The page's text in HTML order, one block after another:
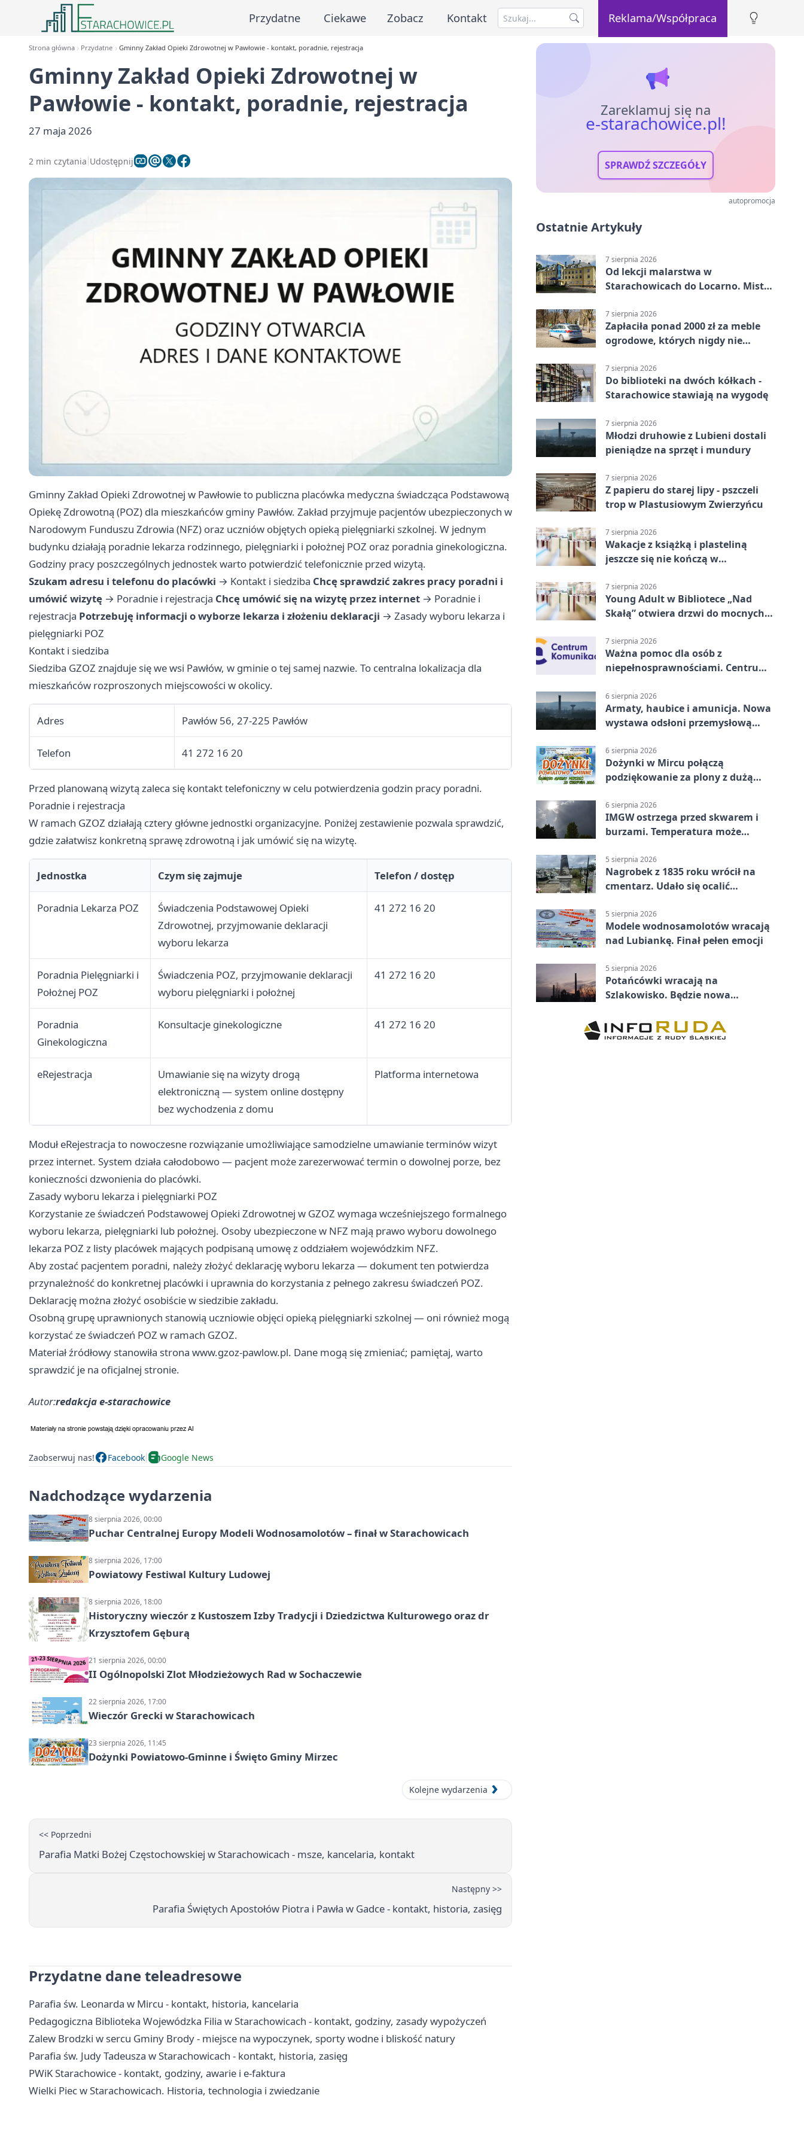
Przydatne Ciekawe Zobacz Kontakt Reklama/Współpraca
Strona główna Przydatne Gminny Zakład Opieki Zdrowotnej w Pawłowie - kontakt, poradnie, rejestracja
Gminny Zakład Opieki Zdrowotnej w
Pawłowie - kontakt, poradnie, rejestracja
27 maja 2026
2 min czytania Udostępnij
Gminny Zakład Opieki Zdrowotnej w Pawłowie to publiczna placówka medyczna świadcząca Podstawową
Opiekę Zdrowotną (POZ) dla mieszkańców gminy Pawłów. Zakład przyjmuje pacjentów ubezpieczonych w
Narodowym Funduszu Zdrowia (NFZ) oraz uczniów objętych opieką pielęgniarki szkolnej. W jednym
budynku działają poradnie lekarza rodzinnego, pielęgniarki i położnej POZ oraz poradnia ginekologiczna.
Godziny pracy poszczególnych jednostek warto potwierdzić telefonicznie przed wizytą.
Szukam adresu i telefonu do placówki → Kontakt i siedziba Chcę sprawdzić zakres pracy poradni i
umówić wizytę → Poradnie i rejestracja Chcę umówić się na wizytę przez internet → Poradnie i
rejestracja Potrzebuję informacji o wyborze lekarza i złożeniu deklaracji → Zasady wyboru lekarza i
pielęgniarki POZ
Kontakt i siedziba
Siedziba GZOZ znajduje się we wsi Pawłów, w gminie o tej samej nazwie. To centralna lokalizacja dla
mieszkańców rozproszonych miejscowości w okolicy.
Adres Pawłów 56, 27-225 Pawłów
Telefon 41 272 16 20
Przed planowaną wizytą zaleca się kontakt telefoniczny w celu potwierdzenia godzin pracy poradni.
Poradnie i rejestracja
W ramach GZOZ działają cztery główne jednostki organizacyjne. Poniżej zestawienie pozwala sprawdzić,
gdzie załatwisz konkretną sprawę zdrowotną i jak umówić się na wizytę.
Jednostka Czym się zajmuje Telefon / dostęp
Poradnia Lekarza POZ
Świadczenia Podstawowej Opieki
Zdrowotnej, przyjmowanie deklaracji
wyboru lekarza
41 272 16 20
Poradnia Pielęgniarki i
Położnej POZ
Świadczenia POZ, przyjmowanie deklaracji
wyboru pielęgniarki i położnej
41 272 16 20
Poradnia
Ginekologiczna
Konsultacje ginekologiczne 41 272 16 20
eRejestracja
Umawianie się na wizyty drogą
elektroniczną — system online dostępny
bez wychodzenia z domu
Platforma internetowa
Moduł eRejestracja to nowoczesne rozwiązanie umożliwiające samodzielne umawianie terminów wizyt
przez internet. System działa całodobowo — pacjent może zarezerwować termin o dowolnej porze, bez
konieczności dzwonienia do placówki.
Zasady wyboru lekarza i pielęgniarki POZ
Korzystanie ze świadczeń Podstawowej Opieki Zdrowotnej w GZOZ wymaga wcześniejszego formalnego
wyboru lekarza, pielęgniarki lub położnej. Osoby ubezpieczone w NFZ mają prawo wyboru dowolnego
lekarza POZ z listy placówek mających podpisaną umowę z oddziałem wojewódzkim NFZ.
Aby zostać pacjentem poradni, należy złożyć deklarację wyboru lekarza — dokument ten potwierdza
przynależność do konkretnej placówki i uprawnia do korzystania z pełnego zakresu świadczeń POZ.
Deklarację można złożyć osobiście w siedzibie zakładu.
Osobną grupę uprawnionych stanowią uczniowie objęci opieką pielęgniarki szkolnej — oni również mogą
korzystać ze świadczeń POZ w ramach GZOZ.
Materiał źródłowy stanowiła strona www.gzoz-pawlow.pl. Dane mogą się zmieniać; pamiętaj, warto
sprawdzić je na oficjalnej stronie.
Autor:redakcja e-starachowice
Zaobserwuj nas! Facebook Google News
Nadchodzące wydarzenia
8 sierpnia 2026, 00:00
Puchar Centralnej Europy Modeli Wodnosamolotów – finał w Starachowicach
8 sierpnia 2026, 17:00
Powiatowy Festiwal Kultury Ludowej
8 sierpnia 2026, 18:00
Historyczny wieczór z Kustoszem Izby Tradycji i Dziedzictwa Kulturowego oraz dr
Krzysztofem Gęburą
21 sierpnia 2026, 00:00
II Ogólnopolski Zlot Młodzieżowych Rad w Sochaczewie
22 sierpnia 2026, 17:00
Wieczór Grecki w Starachowicach
23 sierpnia 2026, 11:45
Dożynki Powiatowo-Gminne i Święto Gminy Mirzec
Kolejne wydarzenia
<< Poprzedni
Parafia Matki Bożej Częstochowskiej w Starachowicach - msze, kancelaria, kontakt
Następny >>
Parafia Świętych Apostołów Piotra i Pawła w Gadce - kontakt, historia, zasięg
Przydatne dane teleadresowe
Parafia św. Leonarda w Mircu - kontakt, historia, kancelaria
Pedagogiczna Biblioteka Wojewódzka Filia w Starachowicach - kontakt, godziny, zasady wypożyczeń
Zalew Brodzki w sercu Gminy Brody - miejsce na wypoczynek, sporty wodne i bliskość natury
Parafia św. Judy Tadeusza w Starachowicach - kontakt, historia, zasięg
PWiK Starachowice - kontakt, godziny, awarie i e-faktura
Wielki Piec w Starachowicach. Historia, technologia i zwiedzanie
Zareklamuj się na
e-starachowice.pl!
SPRAWDŹ SZCZEGÓŁY
autopromocja
Ostatnie Artykuły
7 sierpnia 2026
Od lekcji malarstwa w
Starachowicach do Locarno. Mistrz
7 sierpnia 2026
Zapłaciła ponad 2000 zł za meble
ogrodowe, których nigdy nie
7 sierpnia 2026
Do biblioteki na dwóch kółkach -
Starachowice stawiają na wygodę
7 sierpnia 2026
Młodzi druhowie z Lubieni dostali
pieniądze na sprzęt i mundury
7 sierpnia 2026
Z papieru do starej lipy - pszczeli
trop w Plastusiowym Zwierzyńcu
7 sierpnia 2026
Wakacje z książką i plasteliną
jeszcze się nie kończą w
7 sierpnia 2026
Young Adult w Bibliotece „Nad
Skałą” otwiera drzwi do mocnych
7 sierpnia 2026
Ważna pomoc dla osób z
niepełnosprawnościami. Centrum
6 sierpnia 2026
Armaty, haubice i amunicja. Nowa
wystawa odsłoni przemysłową
6 sierpnia 2026
Dożynki w Mircu połączą
podziękowanie za plony z dużą
6 sierpnia 2026
IMGW ostrzega przed skwarem i
burzami. Temperatura może
5 sierpnia 2026
Nagrobek z 1835 roku wrócił na
cmentarz. Udało się ocalić
5 sierpnia 2026
Modele wodnosamolotów wracają
nad Lubiankę. Finał pełen emocji
5 sierpnia 2026
Potańcówki wracają na
Szlakowisko. Będzie nowa